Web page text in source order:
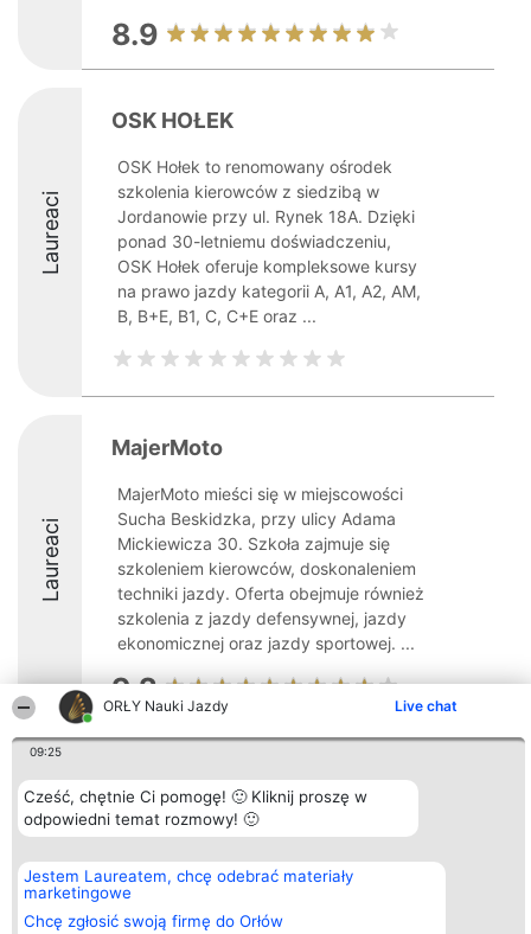
ORŁY Nauki Jazdy Live chat
09:25
Cześć, chętnie Ci pomogę! 🙂 Kliknij proszę w
odpowiedni temat rozmowy! 🙂
Jestem Laureatem, chcę odebrać materiały
marketingowe
Chcę zgłosić swoją firmę do Orłów
8.9
Laureaci
OSK HOŁEK
OSK Hołek to renomowany ośrodek
szkolenia kierowców z siedzibą w
Jordanowie przy ul. Rynek 18A. Dzięki
ponad 30-letniemu doświadczeniu,
OSK Hołek oferuje kompleksowe kursy
na prawo jazdy kategorii A, A1, A2, AM,
B, B+E, B1, C, C+E oraz ...
Laureaci
MajerMoto
MajerMoto mieści się w miejscowości
Sucha Beskidzka, przy ulicy Adama
Mickiewicza 30. Szkoła zajmuje się
szkoleniem kierowców, doskonaleniem
techniki jazdy. Oferta obejmuje również
szkolenia z jazdy defensywnej, jazdy
ekonomicznej oraz jazdy sportowej. ...
9.2
Bright Side Solutions sp. z o.
o. sp. k.
ul. Ruska 22
Wrocław 50-079
KRS 0000749100 | Regon
381313360 | NIP 8943132676
+48 508 492 400
Laureaci
Lista
wszystkich
Laureatów
Zasady
Regulamin
Prywatności